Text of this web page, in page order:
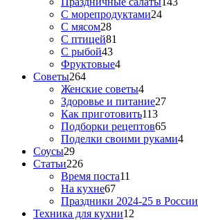
С морепродуктами24
С мясом28
С птицей81
С рыбой43
Фруктовые4
Советы264
Женские советы4
Здоровье и питание27
Как приготовить113
Подборки рецептов65
Поделки своими руками4
Соусы29
Статьи226
Время поста11
На кухне67
Праздники 2024-25 в России
Техника для кухни12